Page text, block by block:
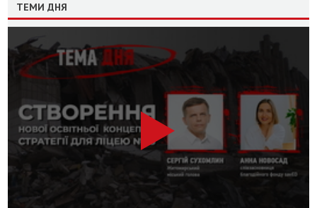
ТЕМИ ДНЯ